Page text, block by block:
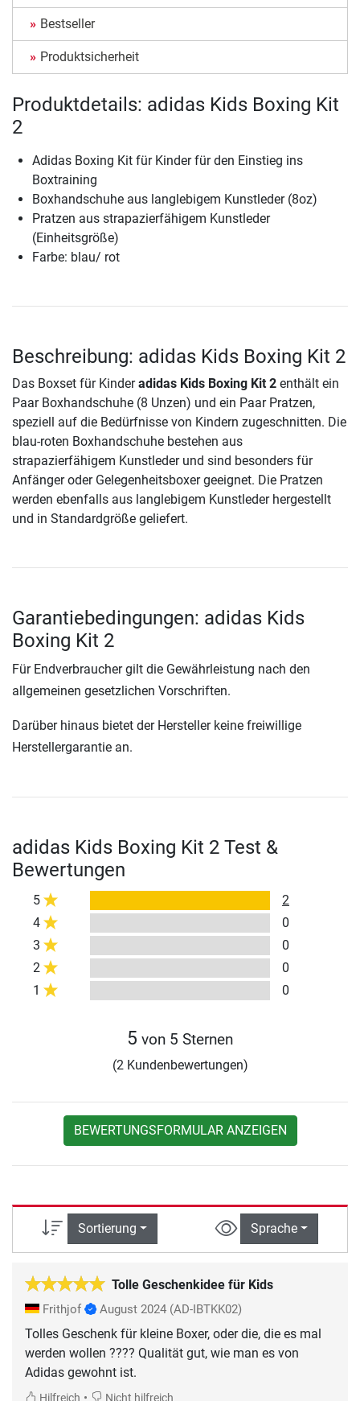
Bestseller
Produktsicherheit
Produktdetails: adidas Kids Boxing Kit
2
Adidas Boxing Kit für Kinder für den Einstieg ins
Boxtraining
Boxhandschuhe aus langlebigem Kunstleder (8oz)
Pratzen aus strapazierfähigem Kunstleder
(Einheitsgröße)
Farbe: blau/ rot
Beschreibung: adidas Kids Boxing Kit 2
Das Boxset für Kinderadidas Kids Boxing Kit 2 enthält ein
Paar Boxhandschuhe (8 Unzen) und ein Paar Pratzen,
speziell auf die Bedürfnisse von Kindern zugeschnitten. Die
blau-roten Boxhandschuhe bestehen aus
strapazierfähigem Kunstleder und sind besonders für
Anfänger oder Gelegenheitsboxer geeignet. Die Pratzen
werden ebenfalls aus langlebigem Kunstleder hergestellt
und in Standardgröße geliefert.
Garantiebedingungen: adidas Kids
Boxing Kit 2
Für Endverbraucher gilt die Gewährleistung nach den
allgemeinen gesetzlichen Vorschriften.
Darüber hinaus bietet der Hersteller keine freiwillige
Herstellergarantie an.
adidas Kids Boxing Kit 2 Test &
Bewertungen
5
2
4
0
3
0
2
0
1
0
5 von 5 Sternen
(2 Kundenbewertungen)
BEWERTUNGSFORMULAR ANZEIGEN
Sortierung Sprache
Tolle Geschenkidee für Kids
Frithjof August 2024 (AD-IBTKK02)
Tolles Geschenk für kleine Boxer, oder die, die es mal
werden wollen ???? Qualität gut, wie man es von
Adidas gewohnt ist.
Hilfreich • Nicht hilfreich